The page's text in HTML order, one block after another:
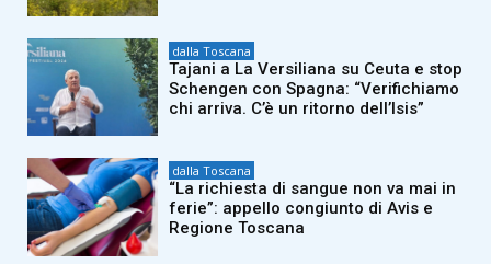
dalla Toscana
Tajani a La Versiliana su Ceuta e stop
Schengen con Spagna: “Verifichiamo
chi arriva. C’è un ritorno dell’Isis”
dalla Toscana
“La richiesta di sangue non va mai in
ferie”: appello congiunto di Avis e
Regione Toscana